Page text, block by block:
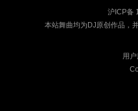
沪ICP备
本站舞曲均为DJ原创作品，
用